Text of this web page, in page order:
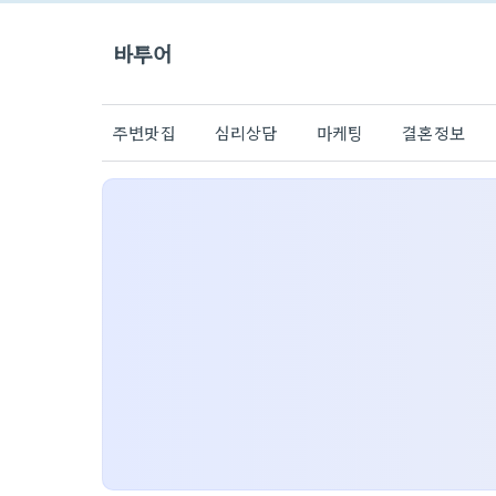
바투어
주변맛집 심리상담 마케팅 결혼정보